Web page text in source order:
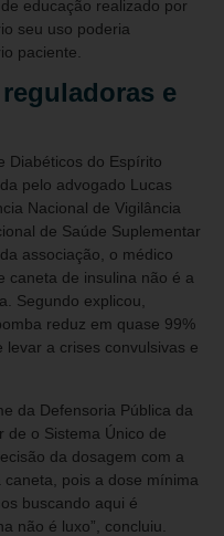
educação realizado por
seu uso poderia
paciente.
e
Diabéticos do Espírito
pelo advogado Lucas
Nacional de Vigilância
de Saúde Suplementar
associação, o médico
caneta de insulina não é a
Segundo explicou,
reduz em quase 99%
a crises convulsivas e
da Defensoria Pública da
de o Sistema Único de
da dosagem com a
pois a dose mínima
buscando aqui é
não é luxo”, concluiu.